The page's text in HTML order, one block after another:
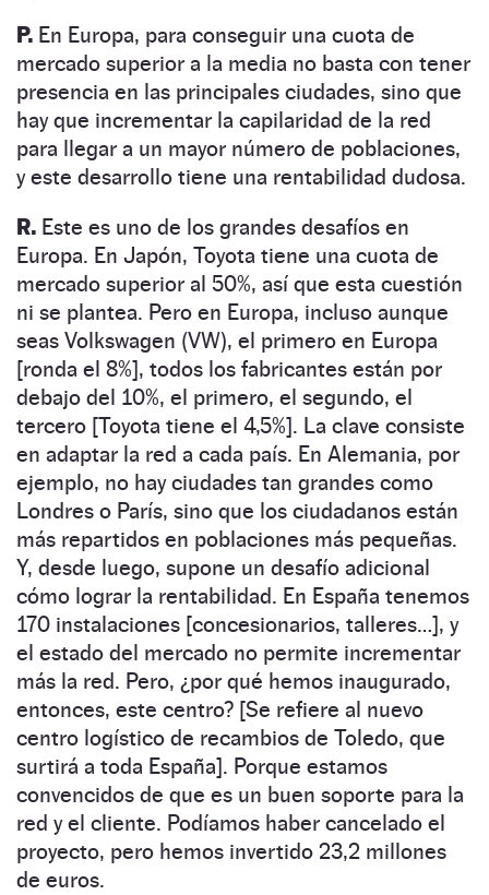
P. En Europa, para conseguir una cuota de
mercado superior a la media no basta con tener
presencia en las principales ciudades, sino que
hay que incrementar la capilaridad de la red
para llegar a un mayor número de poblaciones,
y este desarrollo tiene una rentabilidad dudosa.
R. Este es uno de los grandes desafíos en
Europa. En Japón, Toyota tiene una cuota de
mercado superior al 50%, así que esta cuestión
ni se plantea. Pero en Europa, incluso aunque
seas Volkswagen (VW), el primero en Europa
[ronda el 8%], todos los fabricantes están por
debajo del 10%, el primero, el segundo, el
tercero [Toyota tiene el 4,5%]. La clave consiste
en adaptar la red a cada país. En Alemania, por
ejemplo, no hay ciudades tan grandes como
Londres o París, sino que los ciudadanos están
más repartidos en poblaciones más pequeñas.
Y, desde luego, supone un desafío adicional
cómo lograr la rentabilidad. En España tenemos
170 instalaciones [concesionarios, talleres…], y
el estado del mercado no permite incrementar
más la red. Pero, ¿por qué hemos inaugurado,
entonces, este centro? [Se refiere al nuevo
centro logístico de recambios de Toledo, que
surtirá a toda España]. Porque estamos
convencidos de que es un buen soporte para la
red y el cliente. Podíamos haber cancelado el
proyecto, pero hemos invertido 23,2 millones
de euros.